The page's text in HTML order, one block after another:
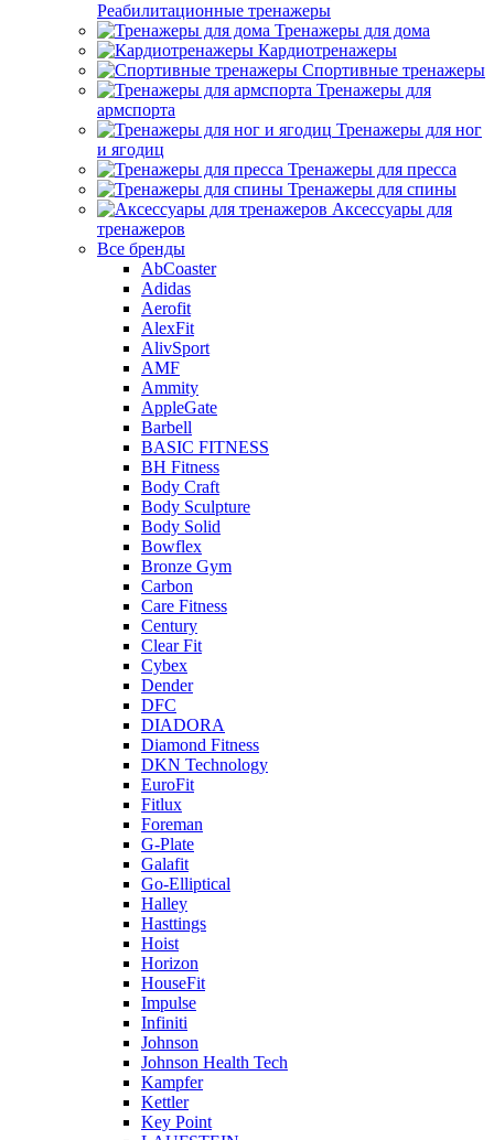
Реабилитационные тренажеры
Тренажеры для дома
Кардиотренажеры
Спортивные тренажеры
Тренажеры для
армспорта
Тренажеры для ног
и ягодиц
Тренажеры для пресса
Тренажеры для спины
Аксессуары для
тренажеров
Все бренды
AbCoaster
Adidas
Aerofit
AlexFit
AlivSport
AMF
Ammity
AppleGate
Barbell
BASIC FITNESS
BH Fitness
Body Craft
Body Sculpture
Body Solid
Bowflex
Bronze Gym
Carbon
Care Fitness
Century
Clear Fit
Cybex
Dender
DFC
DIADORA
Diamond Fitness
DKN Technology
EuroFit
Fitlux
Foreman
G-Plate
Galafit
Go-Elliptical
Halley
Hasttings
Hoist
Horizon
HouseFit
Impulse
Infiniti
Johnson
Johnson Health Tech
Kampfer
Kettler
Key Point